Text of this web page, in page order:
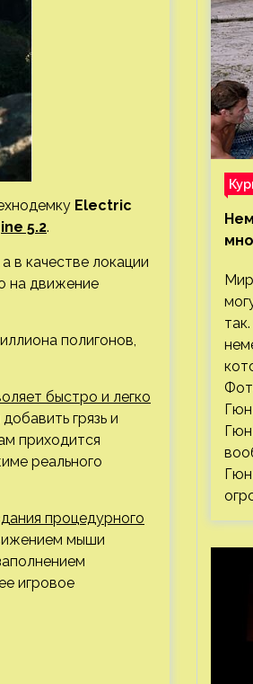
Electric
5.2.
а в качестве локации
на движение
полигонов,
быстро и легко
грязь и
приходится
реального
процедурного
мыши
игровое